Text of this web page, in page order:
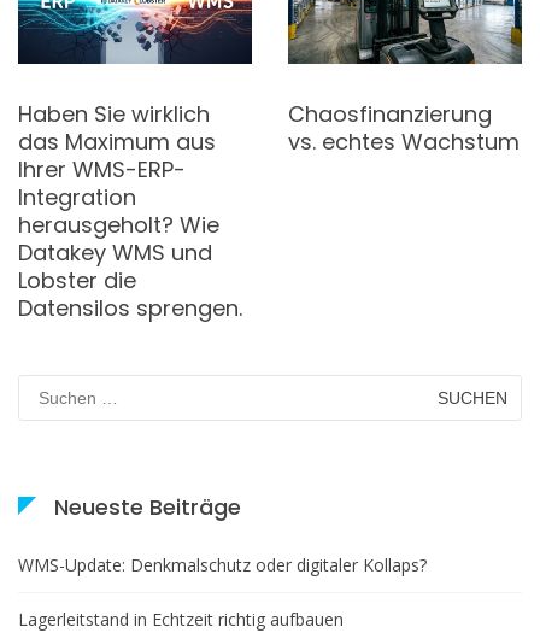
Haben Sie wirklich
das Maximum aus
Ihrer WMS-ERP-
Integration
herausgeholt? Wie
Datakey WMS und
Lobster die
Datensilos sprengen.
Chaosfinanzierung
vs. echtes Wachstum
Suchen
nach:
Neueste Beiträge
WMS-Update: Denkmalschutz oder digitaler Kollaps?
Lagerleitstand in Echtzeit richtig aufbauen